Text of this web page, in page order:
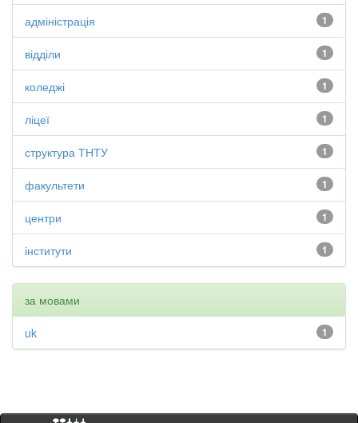
1
адміністрація
1
відділи
1
коледжі
1
ліцеї
1
структура ТНТУ
1
факультети
1
центри
1
інститути
за мовами
1
uk